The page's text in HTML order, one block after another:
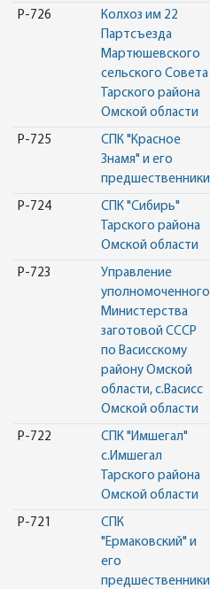
Р-726
Колхоз им 22
Партсъезда
Мартюшевского
сельского Совета
Тарского района
Омской области
Р-725
СПК "Красное
Знамя" и его
предшественники
Р-724
СПК "Сибирь"
Тарского района
Омской области
Р-723
Управление
уполномоченного
Министерства
заготовой СССР
по Васисскому
району Омской
области, с.Васисс
Омской области
Р-722
СПК "Имшегал"
с.Имшегал
Тарского района
Омской области
Р-721
СПК
"Ермаковский" и
его
предшественники